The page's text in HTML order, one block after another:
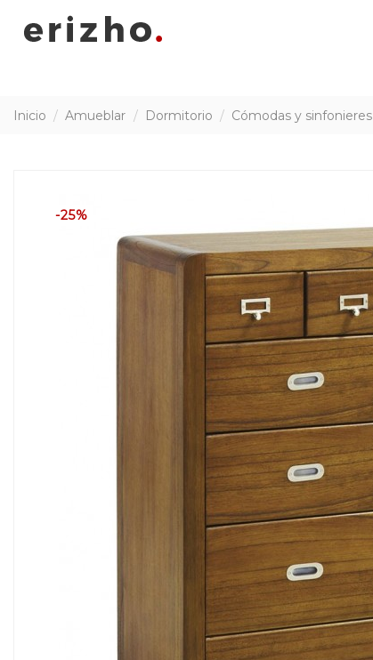
Inicio Amueblar Dormitorio Cómodas y sinfonieres
-25%